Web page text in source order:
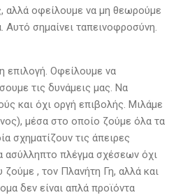
αλλά οφείλουμε να μη θεωρούμε
Αυτό σημαίνει ταπεινοφροσύνη.
επιλογή. Οφείλουμε να
τις δυνάμεις μας. Να
και όχι οργή επιβολής. Μιλάμε
μέσα στο οποίο ζούμε όλα τα
σχηματίζουν τις άπειρες
ασύλληπτο πλέγμα σχέσεων όχι
, τον Πλανήτη Γη, αλλά και
δεν είναι απλά προϊόντα